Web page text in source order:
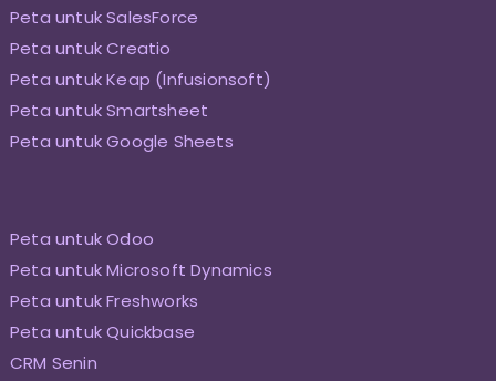
Peta untuk SalesForce
Peta untuk Creatio
Peta untuk Keap (Infusionsoft)
Peta untuk Smartsheet
Peta untuk Google Sheets
Peta untuk Odoo
Peta untuk Microsoft Dynamics
Peta untuk Freshworks
Peta untuk Quickbase
CRM Senin